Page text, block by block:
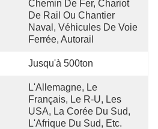
Chemin De Fer, Chariot
De Rail Ou Chantier
Naval, Véhicules De Voie
Ferrée, Autorail
Jusqu'à 500ton
L'Allemagne, Le
Français, Le R-U, Les
USA, La Corée Du Sud,
L'Afrique Du Sud, Etc.